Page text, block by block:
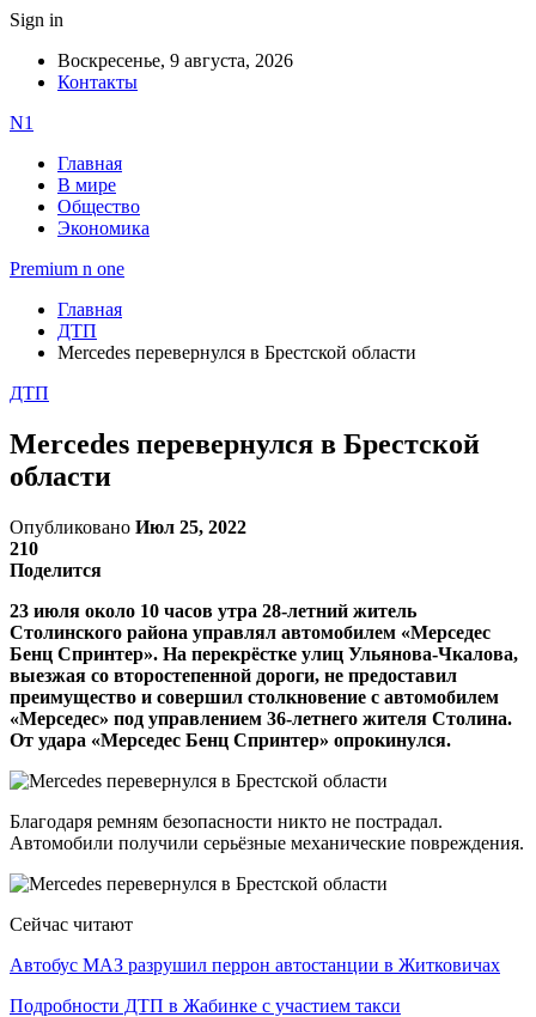
Sign in
Воскресенье, 9 августа, 2026
Контакты
N1
Главная
В мире
Общество
Экономика
Premium n one
Главная
ДТП
Mercedes перевернулся в Брестской области
ДТП
Mercedes перевернулся в Брестской
области
Опубликовано Июл 25, 2022
210
Поделится
23 июля около 10 часов утра 28-летний житель
Столинского района управлял автомобилем «Мерседес
Бенц Спринтер». На перекрёстке улиц Ульянова-Чкалова,
выезжая со второстепенной дороги, не предоставил
преимущество и совершил столкновение с автомобилем
«Мерседес» под управлением 36-летнего жителя Столина.
От удара «Мерседес Бенц Спринтер» опрокинулся.
Благодаря ремням безопасности никто не пострадал.
Автомобили получили серьёзные механические повреждения.
Сейчас читают
Автобус МАЗ разрушил перрон автостанции в Житковичах
Подробности ДТП в Жабинке с участием такси